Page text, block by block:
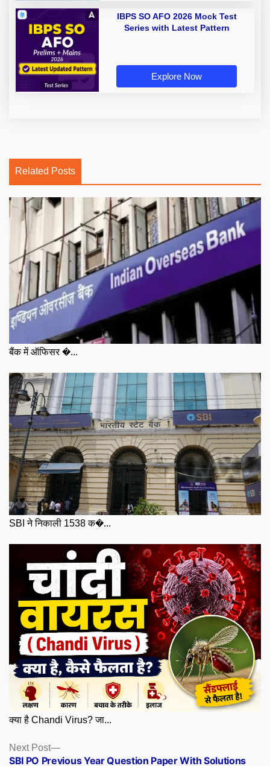
IBPS SO AFO 2026 Mock Test
Series with Latest Pattern
Explore Now
Related Posts
बैंक में ऑफिसर �...
SBI ने निकाली 1538 क�...
क्या है Chandi Virus? जा...
Posts
Next Post
Next
post:
SBI PO Previous Year Question Paper With Solutions